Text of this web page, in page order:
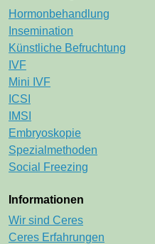
Navigation überspringen
Hormonbehandlung
Insemination
Künstliche Befruchtung
IVF
Mini IVF
ICSI
IMSI
Embryoskopie
Spezialmethoden
Social Freezing
Informationen
Navigation überspringen
Wir sind Ceres
Ceres Erfahrungen